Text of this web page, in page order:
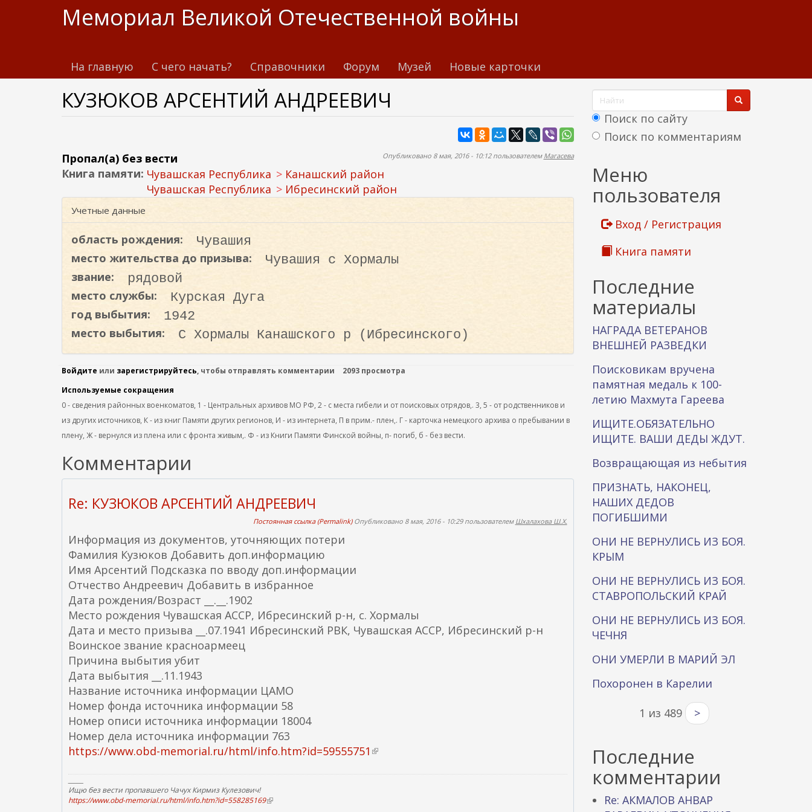
т
Мемориал Великой Отечественной войны
На главную С чего начать? Справочники Форум Музей Новые карточки
КУЗЮКОВ АРСЕНТИЙ АНДРЕЕВИЧ
Опубликовано 8 мая, 2016 - 10:12 пользователем Магасева
Пропал(а) без вести
Книга памяти: Чувашская Республика
Канашский район
Чувашская Республика
Ибресинский район
Учетные данные
область рождения: Чувашия
место жительства до призыва: Чувашия с Хормалы
звание: рядовой
место службы: Курская Дуга
год выбытия: 1942
место выбытия: С Хормалы Канашского р (Ибресинского)
Войдите или зарегистрируйтесь, чтобы отправлять комментарии
2093 просмотра
Используемые сокращения
0 - сведения районных военкоматов, 1 - Центральных архивов МО РФ, 2 - с места гибели и от поисковых отрядов,. 3, 5 - от родственников и
из других источников, К - из книг Памяти других регионов, И - из интернета, П в прим.- плен,. Г - карточка немецкого архива о пребывании в
плену, Ж - вернулся из плена или с фронта живым,. Ф - из Книги Памяти Финской войны, п- погиб, б - без вести.
Комментарии
Re: КУЗЮКОВ АРСЕНТИЙ АНДРЕЕВИЧ
Постоянная ссылка (Permalink)Опубликовано 8 мая, 2016 - 10:29 пользователем Шхалахова Ш.Х.
Информация из документов, уточняющих потери
Фамилия Кузюков Добавить доп.информацию
Имя Арсентий Подсказка по вводу доп.информации
Отчество Андреевич Добавить в избранное
Дата рождения/Возраст __.__.1902
Место рождения Чувашская АССР, Ибресинский р-н, с. Хормалы
Дата и место призыва __.07.1941 Ибресинский РВК, Чувашская АССР, Ибресинский р-н
Воинское звание красноармеец
Причина выбытия убит
Дата выбытия __.11.1943
Название источника информации ЦАМО
Номер фонда источника информации 58
Номер описи источника информации 18004
Номер дела источника информации 763
https://www.obd-memorial.ru/html/info.htm?id=59555751 (
Ищю без вести пропавшего Чачух Кирмиз Кулезович!
https://www.obd-memorial.ru/html/info.htm?id=558285169(
Ф
о
р
а
п
о
и
к
а
Поиск по сайту
Поиск по комментариям
Меню
пользователя
Вход / Регистрация
Книга памяти
Последние
материалы
НАГРАДА ВЕТЕРАНОВ
ВНЕШНЕЙ РАЗВЕДКИ
Поисковикам вручена
памятная медаль к 100-
летию Махмута Гареева
ИЩИТЕ.ОБЯЗАТЕЛЬНО
ИЩИТЕ. ВАШИ ДЕДЫ ЖДУТ.
Возвращающая из небытия
ПРИЗНАТЬ, НАКОНЕЦ,
НАШИХ ДЕДОВ
ПОГИБШИМИ
ОНИ НЕ ВЕРНУЛИСЬ ИЗ БОЯ.
КРЫМ
ОНИ НЕ ВЕРНУЛИСЬ ИЗ БОЯ.
СТАВРОПОЛЬСКИЙ КРАЙ
ОНИ НЕ ВЕРНУЛИСЬ ИЗ БОЯ.
ЧЕЧНЯ
ОНИ УМЕРЛИ В МАРИЙ ЭЛ
Похоронен в Карелии
1 из 489 >
Последние
комментарии
Re: АКМАЛОВ АНВАР